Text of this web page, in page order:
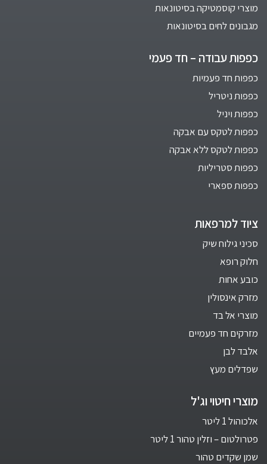
מוצרי קוסמטיקה בסיטונאות
מגבונים לחים בסיטונאות
כפפות עבודה – חד פעמי
כפפות חד פעמיות
כפפות ניטריל
כפפות ויניל
כפפות לטקס עם אבקה
כפפות לטקס ללא אבקה
כפפות סטריליות
כפפות ספארי
ציוד למרפאות
סכיני גילוח שיק
חלוק רופא
כובע אחות
מזרק אינסולין
מוצרי אל בד
מזרקים חד פעמיים
אלבד לבן
שפדלים מעץ
מוצרי חיטוי וג'ל
אלכוהול 1 ליטר
פטרולטום – וזלין טהור 1 ליטר
שמן שקדים טהור